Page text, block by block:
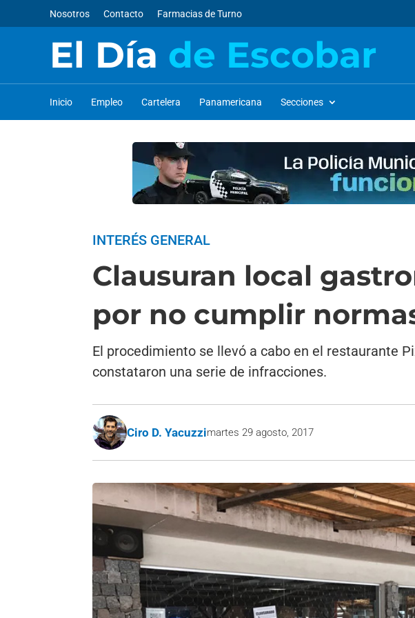
Nosotros Contacto Farmacias de Turno
El Día de Escobar
Inicio Empleo Cartelera Panamericana Secciones
INTERÉS GENERAL
Clausuran local
por no cumplir
El procedimiento se llevó a cabo en el restaurante
constataron una serie de infracciones.
Ciro D. Yacuzzimartes 29 agosto, 2017